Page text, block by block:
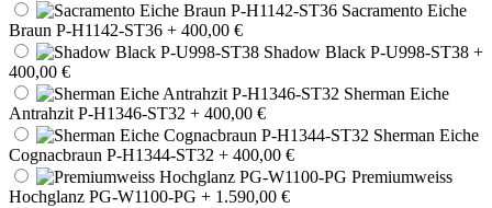
Sacramento Eiche
Braun P-H1142-ST36 + 400,00 €
Shadow Black P-U998-ST38 +
400,00 €
Sherman Eiche
Antrahzit P-H1346-ST32 + 400,00 €
Sherman Eiche
Cognacbraun P-H1344-ST32 + 400,00 €
Premiumweiss
Hochglanz PG-W1100-PG + 1.590,00 €